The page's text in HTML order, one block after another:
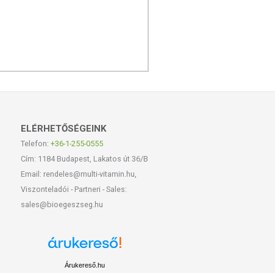
ELÉRHETŐSÉGEINK
Telefon: +36-1-255-0555
Cím: 1184 Budapest, Lakatos út 36/B
Email: rendeles@multi-vitamin.hu,
Viszonteladói - Partneri - Sales:
sales@bioegeszseg.hu
Árukereső.hu